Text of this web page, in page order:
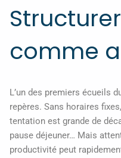
comme
L’un des premiers écueils
repères. Sans horaires
tentation est grande de
pause déjeuner… Mais
productivité peut